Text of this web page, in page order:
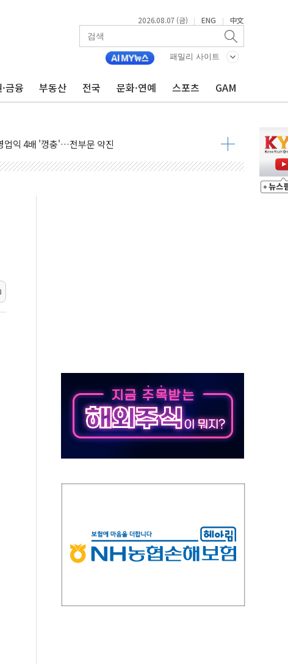
2026.08.07 (금) | ENG | 中文
패밀리 사이트
금융 부동산 전국 문화·연예 스포츠 GAM
파브리 셰프 모델 발탁
점화 조짐…한미 지배구조 다시 요동
강자' 다이소·시코르…뷰티 유통 지각변동 본격화
두산퓨얼셀, SOFC에 사활
표 전면에...임원·조직 대대적 개편 예고
스페이스와 '누리호 5기분 엔진 구성품' 수주
속 사이드카·널뛰기에 개미들 '패닉'
와 반도체 EPC 추가 수주
1주택자 과도한 세금 부당"…소득세법 개정안 발의 예고
부위원장에 김태유·국립외교원장에 김흥규
만 주택 공급…도시정비법·주택법 등 처리 협조하라"
웹리포트 만든다…AI 금융데이터 분석 과정 개설